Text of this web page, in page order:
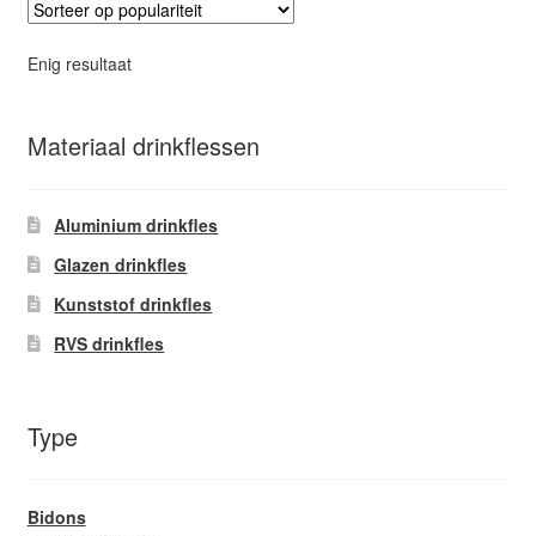
Enig resultaat
Materiaal drinkflessen
Aluminium drinkfles
Glazen drinkfles
Kunststof drinkfles
RVS drinkfles
Type
Bidons